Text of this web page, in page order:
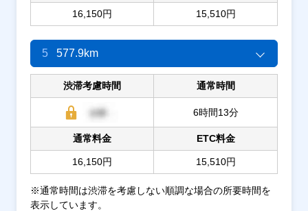
16,150円 15,510円
5 577.9km
渋滞考慮時間 通常時間
6時間13分
通常料金
16,150円
ETC料金
15,510円
※通常時間は渋滞を考慮しない順調な場合の所要時間を
表示しています。